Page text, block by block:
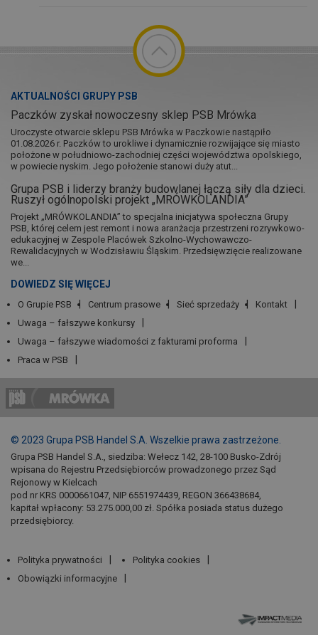
AKTUALNOŚCI GRUPY PSB
Paczków zyskał nowoczesny sklep PSB Mrówka
Uroczyste otwarcie sklepu PSB Mrówka w Paczkowie nastąpiło
01.08.2026 r. Paczków to urokliwe i dynamicznie rozwijające się miasto
położone w południowo-zachodniej części województwa opolskiego,
w powiecie nyskim. Jego położenie stanowi duży atut...
Grupa PSB i liderzy branży budowlanej łączą siły dla dzieci.
Ruszył ogólnopolski projekt „MRÓWKOLANDIA”
Projekt „MRÓWKOLANDIA” to specjalna inicjatywa społeczna Grupy
PSB, której celem jest remont i nowa aranżacja przestrzeni rozrywkowo-
edukacyjnej w Zespole Placówek Szkolno-Wychowawczo-
Rewalidacyjnych w Wodzisławiu Śląskim. Przedsięwzięcie realizowane
we...
DOWIEDZ SIĘ WIĘCEJ
O Grupie PSB Centrum prasowe Sieć sprzedaży
Kontakt
Uwaga – fałszywe konkursy
Uwaga – fałszywe wiadomości z fakturami proforma
Praca w PSB
© 2023 Grupa PSB Handel S.A. Wszelkie prawa zastrzeżone.
Grupa PSB Handel S.A., siedziba: Wełecz 142, 28-100 Busko-Zdrój
wpisana do Rejestru Przedsiębiorców prowadzonego przez Sąd
Rejonowy w Kielcach
pod nr KRS 0000661047, NIP 6551974439, REGON 366438684,
kapitał wpłacony: 53.275.000,00 zł. Spółka posiada status dużego
przedsiębiorcy.
Polityka prywatności
Polityka cookies
Obowiązki informacyjne